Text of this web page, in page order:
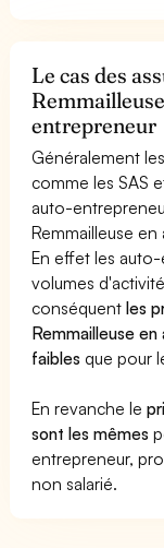
Le cas des
entrepreneur
Généralement
comme les SAS
auto-
Remmailleuse en
En effet les
volumes
conséquentles
Remmailleuse
faibles que pour
En revanche le
sont les mêmes
entrepreneur,
non salarié.